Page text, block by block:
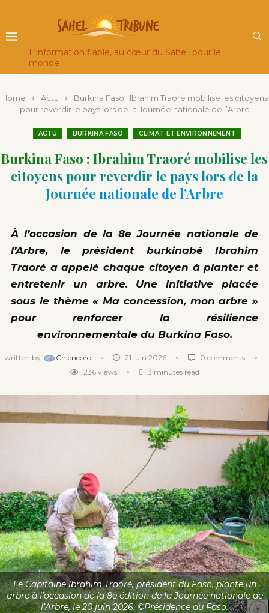
L'information fiable, au cœur du Sahel, pour le
monde
Home Actu
Burkina Faso : Ibrahim Traoré mobilise les citoyens
pour reverdir le pays lors de la Journée nationale de l’Arbre
ACTU BURKINA FASO CLIMAT ET ENVIRONNEMENT
Burkina Faso : Ibrahim Traoré mobilise les
citoyens pour reverdir le pays lors de la
Journée nationale de l’Arbre
À l’occasion de la 8e Journée nationale de
l’Arbre, le président burkinabè Ibrahim
Traoré a appelé chaque citoyen à planter et
entretenir un arbre. Une initiative placée
sous le thème « Ma concession, mon arbre »
pour renforcer la résilience
environnementale du Burkina Faso.
written by Chiencoro 21 juin 2026
0 comments
236views 3 minutes read
Le Capitaine Ibrahim Traoré, président du Faso, plante un
arbre à l'occasion de la 8e édition de la Journée nationale de
l’Arbre, le 20 juin 2026. ©Présidence du Faso.